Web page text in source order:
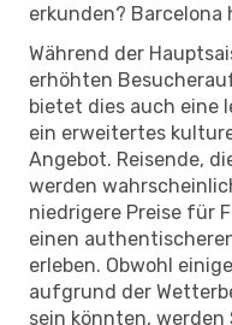
erkunden?
Während der
erhöhten
bietet dies auch eine
ein erweitertes
Angebot. Reisende,
werden
niedrigere Preise für
einen
erleben. Obwohl
aufgrund der
sein könnten,